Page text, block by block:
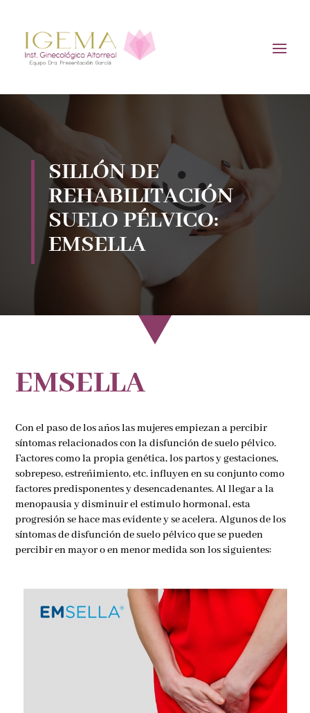
SILLÓN DE
REHABILITACIÓN
SUELO PÉLVICO:
EMSELLA
EMSELLA
Con el paso de los años las mujeres empiezan a percibir
síntomas relacionados con la disfunción de suelo pélvico.
Factores como la propia genética, los partos y gestaciones,
sobrepeso, estreñimiento, etc. influyen en su conjunto como
factores predisponentes y desencadenantes. Al llegar a la
menopausia y disminuir el estimulo hormonal, esta
progresión se hace mas evidente y se acelera. Algunos de los
síntomas de disfunción de suelo pélvico que se pueden
percibir en mayor o en menor medida son los siguientes: